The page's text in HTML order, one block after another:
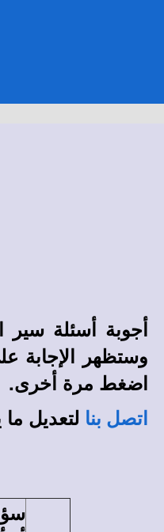
أجوبة أسئلة سير
وستظهر الإجابة
اضغط مرة أخرى.
اتصل بنا لتعديل